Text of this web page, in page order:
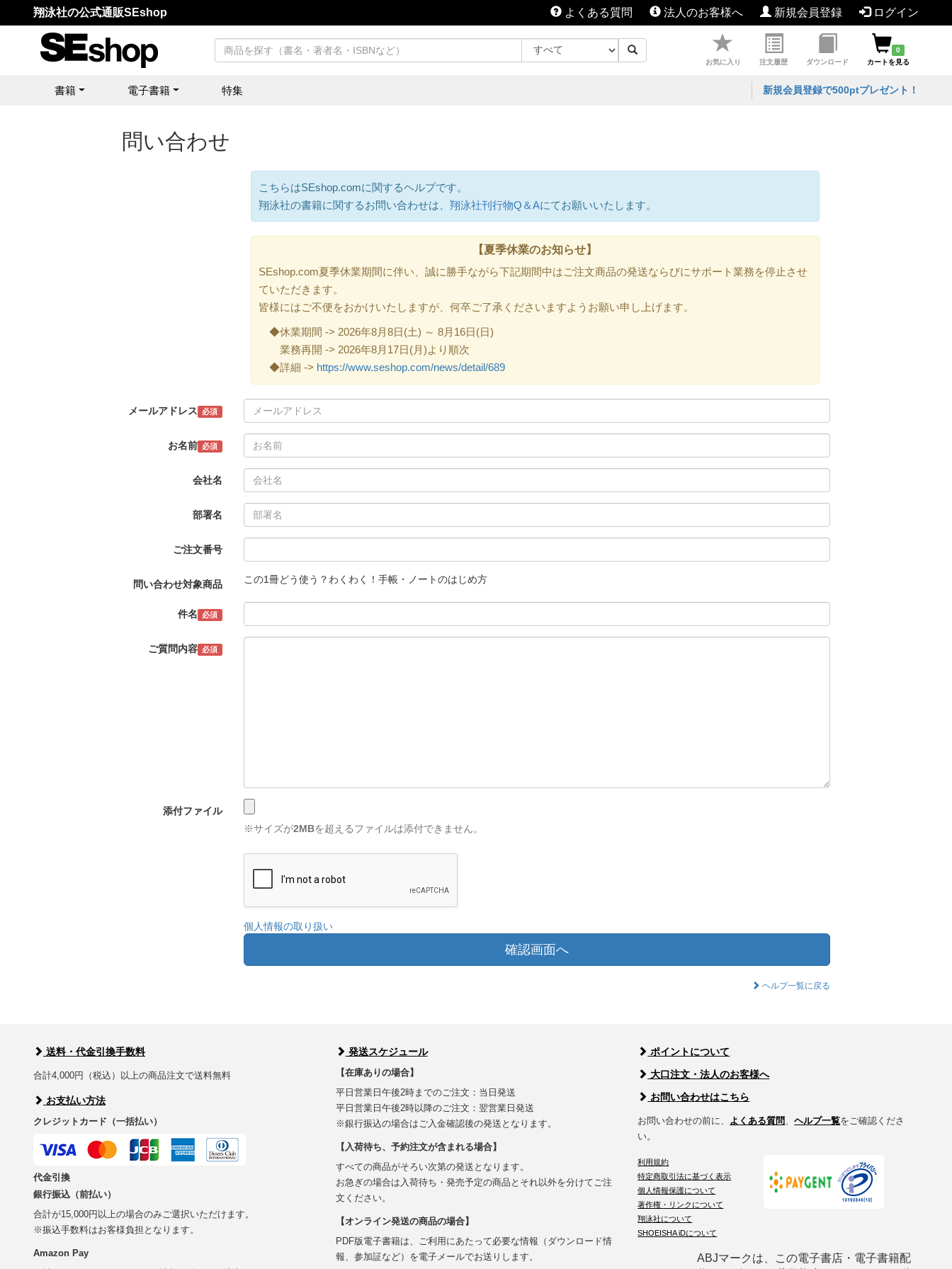
翔泳社の公式通販SEshop よくある質問 法人のお客様へ 新規会員登録 ログイン
お気に入り 注文履歴 ダウンロード
0
カートを見る
書籍 電子書籍 特集 新規会員登録で500ptプレゼント！
問い合わせ
こちらはSEshop.comに関するヘルプです。
翔泳社の書籍に関するお問い合わせは、 翔泳社刊行物Q＆Aにてお願いいたします。
【夏季休業のお知らせ】
SEshop.com夏季休業期間に伴い、誠に勝手ながら下記期間中はご注文商品の発送ならびにサポート業務を停止させ
ていただきます。
皆様にはご不便をおかけいたしますが、何卒ご了承くださいますようお願い申し上げます。
◆休業期間 -> 2026年8月8日(土) ～ 8月16日(日)
業務再開 -> 2026年8月17日(月)より順次
◆詳細 -> https://www.seshop.com/news/detail/689
メールアドレス 必須
お名前 必須
会社名
部署名
ご注文番号
問い合わせ対象商品 この1冊どう使う？わくわく！手帳・ノートのはじめ方
件名 必須
ご質問内容 必須
添付ファイル
※サイズが2MBを超えるファイルは添付できません。
個人情報の取り扱い
確認画面へ
ヘルプ一覧に戻る
送料・代金引換手数料
合計4,000円（税込）以上の商品注文で送料無料
お支払い方法
クレジットカード（一括払い）
代金引換
銀行振込（前払い）
合計が15,000円以上の場合のみご選択いただけます。
※振込手数料はお客様負担となります。
Amazon Pay
発送スケジュール
【在庫ありの場合】
平日営業日午後2時までのご注文：当日発送
平日営業日午後2時以降のご注文：翌営業日発送
※銀行振込の場合はご入金確認後の発送となります。
【入荷待ち、予約注文が含まれる場合】
すべての商品がそろい次第の発送となります。
お急ぎの場合は入荷待ち・発売予定の商品とそれ以外を分けてご注
文ください。
【オンライン発送の商品の場合】
PDF版電子書籍は、ご利用にあたって必要な情報（ダウンロード情
報、参加証など）を電子メールでお送りします。
ポイントについて
大口注文・法人のお客様へ
お問い合わせはこちら
お問い合わせの前に、 よくある質問、ヘルプ一覧をご確認くださ
い。
利用規約
特定商取引法に基づく表示
個人情報保護について
著作権・リンクについて
翔泳社について
SHOEISHA iDについて
ABJマークは、この電子書店・電子書籍配